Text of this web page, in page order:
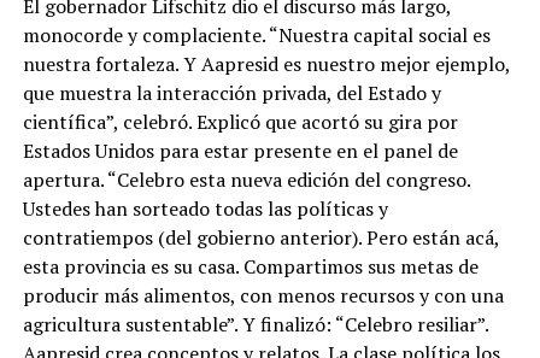
El gobernador Lifschitz dio el discurso más largo,
monocorde y complaciente. “Nuestra capital social es
nuestra fortaleza. Y Aapresid es nuestro mejor ejemplo,
que muestra la interacción privada, del Estado y
científica”, celebró. Explicó que acortó su gira por
Estados Unidos para estar presente en el panel de
apertura. “Celebro esta nueva edición del congreso.
Ustedes han sorteado todas las políticas y
contratiempos (del gobierno anterior). Pero están acá,
esta provincia es su casa. Compartimos sus metas de
producir más alimentos, con menos recursos y con una
agricultura sustentable”. Y finalizó: “Celebro resiliar”.